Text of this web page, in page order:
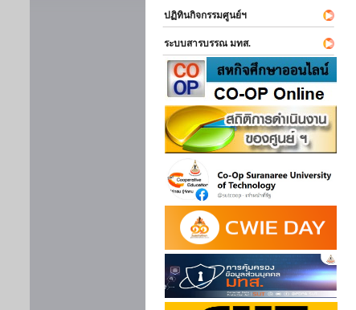
ปฏิทินกิจกรรมศูนย์ฯ
ระบบสารบรรณ มทส.